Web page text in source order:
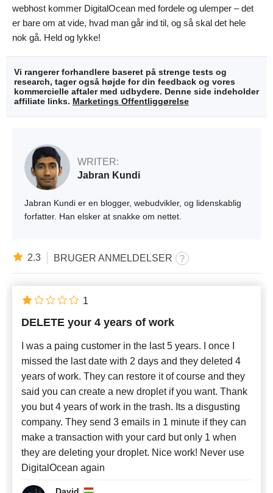
webhost kommer DigitalOcean med fordele og ulemper – det
er bare om at vide, hvad man går ind til, og så skal det hele
nok gå. Held og lykke!
Vi rangerer forhandlere baseret på strenge tests og
research, tager også højde for din feedback og vores
kommercielle aftaler med udbydere. Denne side indeholder
affiliate links. Marketings Offentliggørelse
WRITER:
Jabran Kundi
Jabran Kundi er en blogger, webudvikler, og lidenskablig
forfatter. Han elsker at snakke om nettet.
2.3 BRUGER ANMELDELSER
DELETE your 4 years of work
I was a paing customer in the last 5 years. I once I
missed the last date with 2 days and they deleted 4
years of work. They can restore it of course and they
said you can create a new droplet if you want. Thank
you but 4 years of work in the trash. Its a disgusting
company. They send 3 emails in 1 minute if they can
make a transaction with your card but only 1 when
they are deleting your droplet. Nice work! Never use
DigitalOcean again
1